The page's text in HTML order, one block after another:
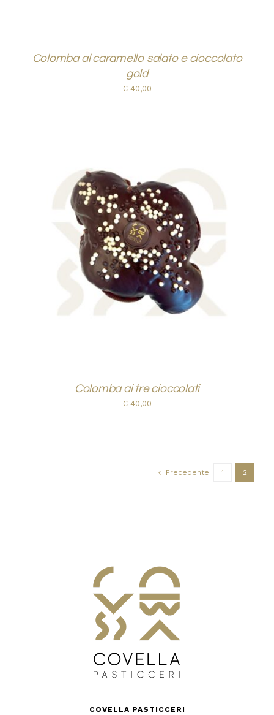
Colomba al caramello salato e cioccolato
gold
€ 40,00
AGGIUNGI AL CARRELLO
/
DETTAGLI
Colomba ai tre cioccolati
€ 40,00
Precedente 1 2
COVELLA PASTICCERI